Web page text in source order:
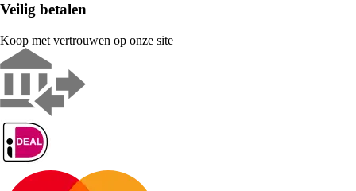
Veilig betalen
Koop met vertrouwen op onze site